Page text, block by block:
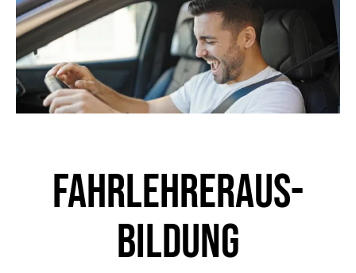
Produktseite
gewählt
werden
Fahrlehrer­aus­
bildung